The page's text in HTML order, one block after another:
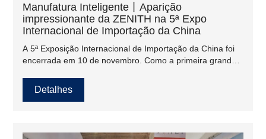
Manufatura Inteligente丨Aparição
impressionante da ZENITH na 5ª Expo
Internacional de Importação da China
A 5ª Exposição Internacional de Importação da China foi
encerrada em 10 de novembro. Como a primeira grande
Nacional do Partido, atraiu um grande número de
empresas nacionais e estrangeiras de alta qualidade para
para promover alta abertura de nível,
Detalhes